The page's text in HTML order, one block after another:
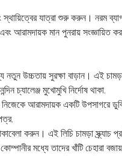
যাত্রা শুরু করুন। নরম ব্যাগ,
আরামদায়ক মান পুনরায় সংজ্ঞায়িত
উচ্চতায় সুরক্ষা বাড়ান। এই
চ্যালেঞ্জ মুখোমুখি নির্দোষ থাকা.
আরামদায়ক একটি উপসাগরে
করুন। এই লিচি চামড়া স্ক্র্যাচ
মধ্যে তাদের খাঁটি চেহারা বজায়